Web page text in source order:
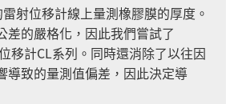
射位移計線上量測橡膠膜的厚度。
差的嚴格化，因此我們嘗試了
移計CL系列。同時還消除了以往因
導致的量測值偏差，因此決定導